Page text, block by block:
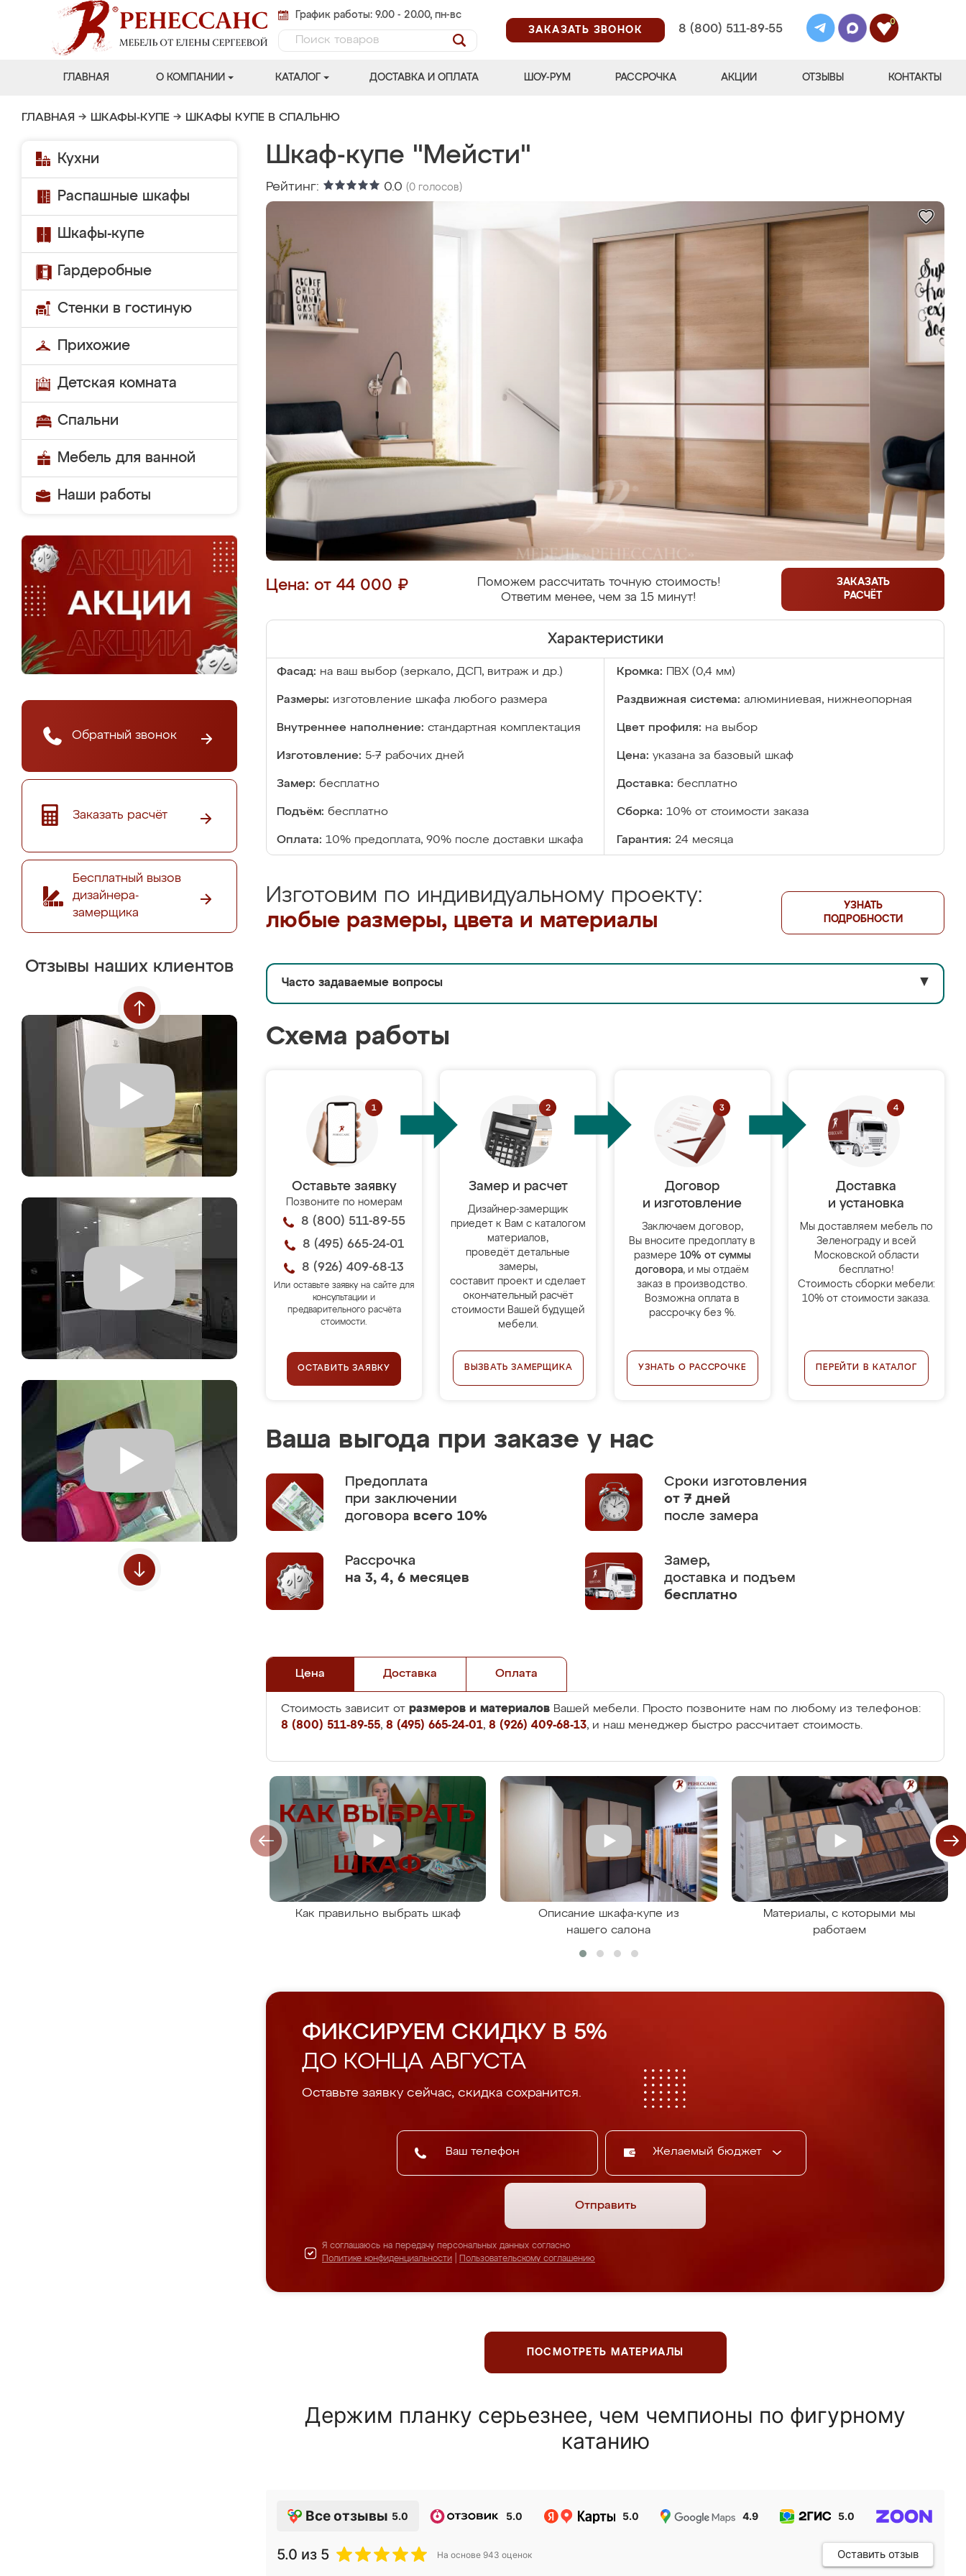
График работы: 9.00 - 20.00, пн-вс
ЗАКАЗАТЬ ЗВОНОК
8 (800) 511-89-55
0
ГЛАВНАЯ О КОМПАНИИ КАТАЛОГ ДОСТАВКА И ОПЛАТА ШОУ-РУМ РАССРОЧКА АКЦИИ ОТЗЫВЫ КОНТАКТЫ
ГЛАВНАЯ → ШКАФЫ-КУПЕ → ШКАФЫ КУПЕ В СПАЛЬНЮ
Кухни
Распашные шкафы
Шкафы-купе
Гардеробные
Стенки в гостиную
Прихожие
Детская комната
Спальни
Мебель для ванной
Наши работы
Обратный звонок
Заказать расчёт
Бесплатный вызов
дизайнера-
замерщика
Отзывы наших клиентов
Шкаф-купе "Мейсти"
Рейтинг: 0.0 (0 голосов)
Цена: от 44 000 ₽
Поможем рассчитать точную стоимость!
Ответим менее, чем за 15 минут!
ЗАКАЗАТЬ
РАСЧЁТ
Характеристики
Фасад: на ваш выбор (зеркало, ДСП, витраж и др.) Кромка: ПВХ (0,4 мм)
Размеры: изготовление шкафа любого размера Раздвижная система: алюминиевая, нижнеопорная
Внутреннее наполнение: стандартная комплектация Цвет профиля: на выбор
Изготовление: 5-7 рабочих дней Цена: указана за базовый шкаф
Замер: бесплатно Доставка: бесплатно
Подъём: бесплатно Сборка: 10% от стоимости заказа
Оплата: 10% предоплата, 90% после доставки шкафа Гарантия: 24 месяца
Изготовим по индивидуальному проекту:
любые размеры, цвета и материалы
УЗНАТЬ
ПОДРОБНОСТИ
Часто задаваемые вопросы ▼
Схема работы
Оставьте заявку
Позвоните по номерам
8 (800) 511-89-55
8 (495) 665-24-01
8 (926) 409-68-13
Или оставьте заявку на сайте для
консультации и
предварительного расчёта
стоимости.
ОСТАВИТЬ ЗАЯВКУ
Замер и расчет
Дизайнер-замерщик
приедет к Вам с каталогом
материалов,
проведёт детальные
замеры,
составит проект и сделает
окончательный расчёт
стоимости Вашей будущей
мебели.
ВЫЗВАТЬ ЗАМЕРЩИКА
Договор
и изготовление
Заключаем договор,
Вы вносите предоплату в
размере 10% от суммы
договора, и мы отдаём
заказ в производство.
Возможна оплата в
рассрочку без %.
УЗНАТЬ О РАССРОЧКЕ
Доставка
и установка
Мы доставляем мебель по
Зеленограду и всей
Московской области
бесплатно!
Стоимость сборки мебели:
10% от стоимости заказа.
ПЕРЕЙТИ В КАТАЛОГ
Ваша выгода при заказе у нас
Предоплата
при заключении
договора всего 10%
Сроки изготовления
от 7 дней
после замера
Рассрочка
на 3, 4, 6 месяцев
Замер,
доставка и подъем
бесплатно
Цена Доставка Оплата
Стоимость зависит от размеров и материалов Вашей мебели. Просто позвоните нам по любому из телефонов:
8 (800) 511-89-55, 8 (495) 665-24-01, 8 (926) 409-68-13, и наш менеджер быстро рассчитает стоимость.
Как правильно выбрать шкаф
Описание шкафа-купе из
нашего салона
Материалы, с которыми мы
работаем
ФИКСИРУЕМ СКИДКУ В 5%
ДО КОНЦА АВГУСТА
Оставьте заявку сейчас, скидка сохранится.
Желаемый бюджет
Отправить
Я соглашаюсь на передачу персональных данных согласно
Политике конфиденциальности
Пользовательскому соглашению
ПОСМОТРЕТЬ МАТЕРИАЛЫ
Держим планку серьезнее, чем чемпионы по фигурному
катанию
Все отзывы 5.0 5.0 5.0 4.9 5.0
5.0 из 5 На основе 943 оценок Оставить отзыв